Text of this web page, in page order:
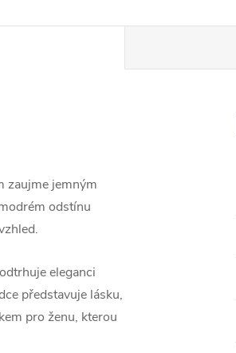
zaujme jemným
odstínu
eleganci
představuje lásku,
pro ženu, kterou